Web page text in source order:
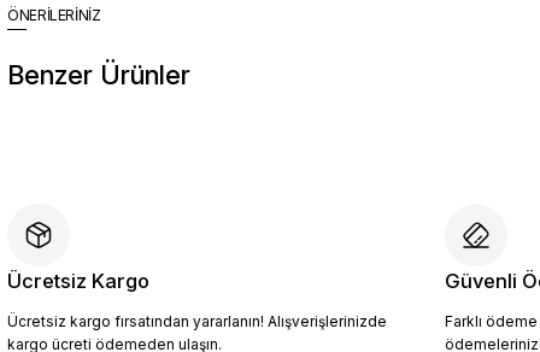
ÖNERİLERİNİZ
Benzer Ürünler
4.094,10 TL
4.549,00 TL
Sepete Ekle
Ücretsiz Kargo
Ücretsiz kargo fırsatından yararlanın! Alışverişlerinizde
kargo ücreti ödemeden ulaşın.
Güvenli
Farklı